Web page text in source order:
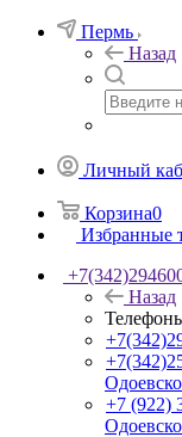
Пермь
Назад
Личный
Корзина0
Избранные
Назад
+7 (922)